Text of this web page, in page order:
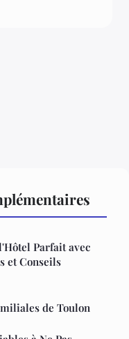
Parfait avec
et Conseils
de Toulon